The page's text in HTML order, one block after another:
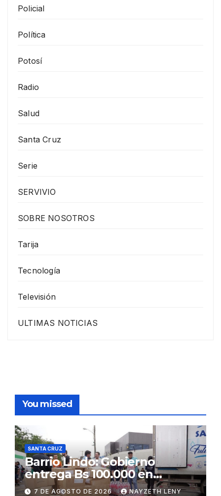
Policial
Política
Potosí
Radio
Salud
Santa Cruz
Serie
SERVIVIO
SOBRE NOSOTROS
Tarija
Tecnología
Televisión
ULTIMAS NOTICIAS
You missed
SANTA CRUZ
Barrio Lindo: Gobierno
entrega Bs 100.000 en
insumos para afectados
7 DE AGOSTO DE 2026 NAYZETH LENY